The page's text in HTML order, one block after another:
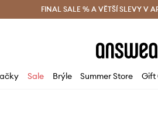
zdarma (od 1800 Kč) Doručení i
FINAL SALE % A VĚTŠÍ SLEVY V
Sale Brýle Summer Store Gift